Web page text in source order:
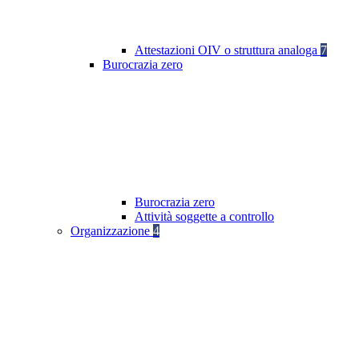
Attestazioni OIV o struttura analoga 7
Burocrazia zero
Burocrazia zero
Attività soggette a controllo
Organizzazione 4